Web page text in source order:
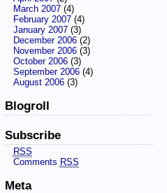
March 2007(4)
February 2007(4)
January 2007(3)
December 2006(2)
November 2006(3)
October 2006(3)
September 2006(4)
August 2006(3)
Blogroll
Subscribe
RSS
Comments RSS
Meta